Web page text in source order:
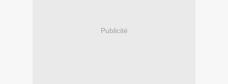
Publicité